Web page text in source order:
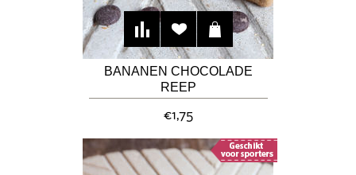
BANANEN CHOCOLADE
REEP
€1,75